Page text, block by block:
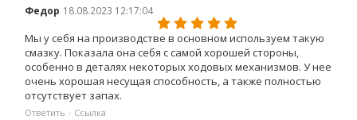
Федор 18.08.2023 12:17:04
Мы у себя на производстве в основном используем такую
смазку. Показала она себя с самой хорошей стороны,
особенно в деталях некоторых ходовых механизмов. У нее
очень хорошая несущая способность, а также полностью
отсутствует запах.
Ответить Ссылка